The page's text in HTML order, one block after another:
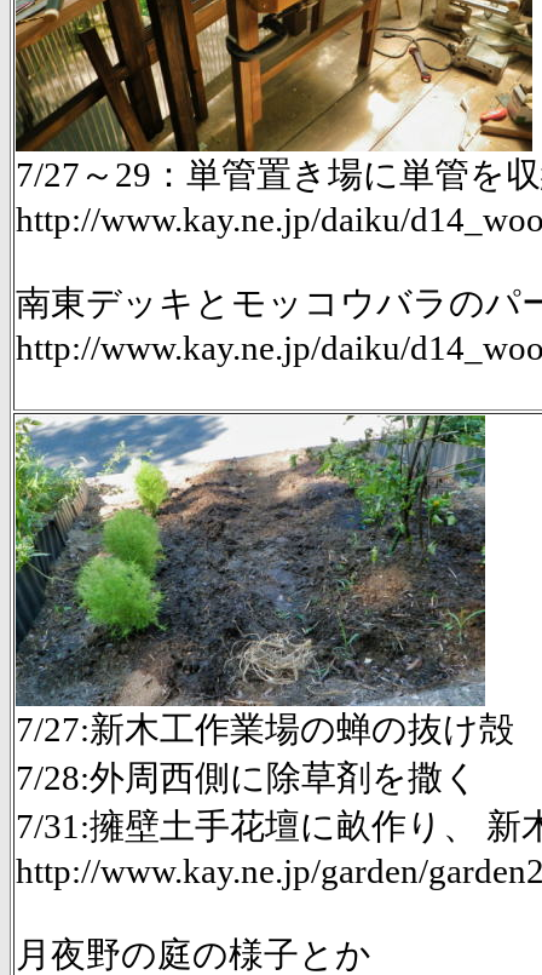
7/27～29：単管置き場に単管を
http://www.kay.ne.jp/daiku/
南東デッキとモッコウバラのパ
http://www.kay.ne.jp/daiku/
7/27:新木工作業場の蝉の抜け殻
7/28:外周西側に除草剤を撒く
7/31:擁壁土手花壇に畝作り、
http://www.kay.ne.jp/garden/
月夜野の庭の様子とか